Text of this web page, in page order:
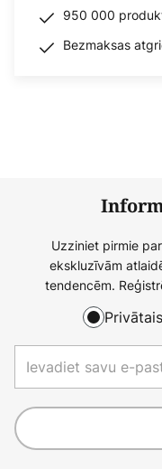
950 000
Bezmaksas
Uzziniet pirmie
ekskluzīvām
tendencēm.